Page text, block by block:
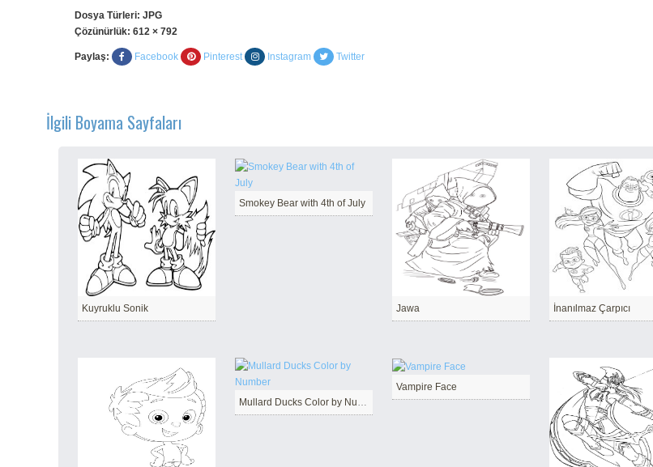
Dosya Türleri: JPG
Çözünürlük: 612 × 792
Paylaş: Facebook Pinterest Instagram Twitter
İlgili Boyama Sayfaları
Kuyruklu Sonik
Smokey Bear with 4th of July
Jawa İnanılmaz Çarpıcı
Mullard Ducks Color by Number
Vampire Face